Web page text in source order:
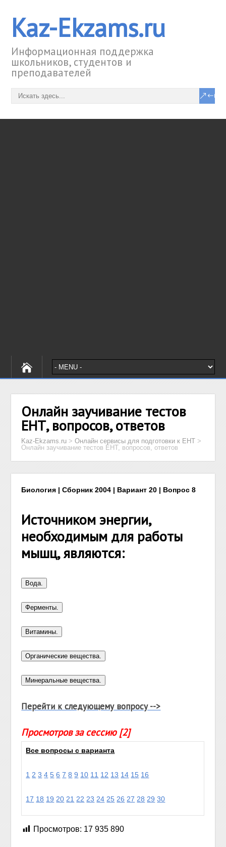
Kaz-Ekzams.ru
Информационная поддержка
школьников, студентов и
преподавателей
Онлайн заучивание тестов
ЕНТ, вопросов, ответов
Kaz-Ekzams.ru >Онлайн сервисы для подготовки к ЕНТ >
Онлайн заучивание тестов ЕНТ, вопросов, ответов
Биология | Сборник 2004 | Вариант 20 | Вопрос 8
Источником энергии,
необходимым для работы
мышц, являются:
Перейти к следующему вопросу -->
Просмотров за сессию [2]
Все вопросы с варианта
1 2 3 4 5 6 7 8 9 10 11 12 13 14 15 16
17 18 19 20 21 22 23 24 25 26 27 28 29 30
Просмотров: 17 935 890